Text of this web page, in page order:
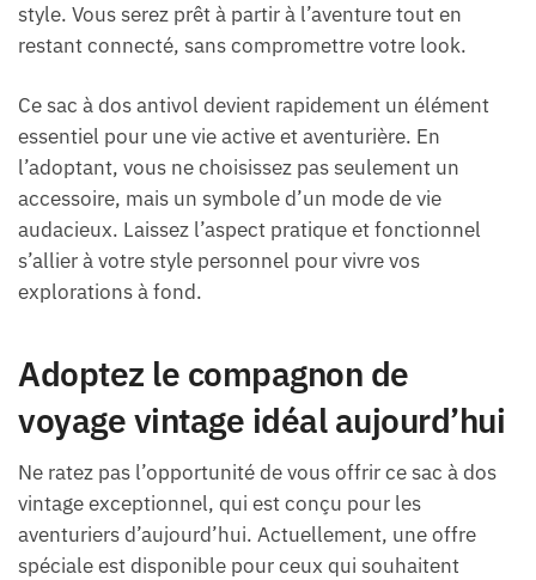
style. Vous serez prêt à partir à l’aventure tout en
restant connecté, sans compromettre votre look.
Ce sac à dos antivol devient rapidement un élément
essentiel pour une vie active et aventurière. En
l’adoptant, vous ne choisissez pas seulement un
accessoire, mais un symbole d’un mode de vie
audacieux. Laissez l’aspect pratique et fonctionnel
s’allier à votre style personnel pour vivre vos
explorations à fond.
Adoptez le compagnon de
voyage vintage idéal aujourd’hui
Ne ratez pas l’opportunité de vous offrir ce sac à dos
vintage exceptionnel, qui est conçu pour les
aventuriers d’aujourd’hui. Actuellement, une offre
spéciale est disponible pour ceux qui souhaitent